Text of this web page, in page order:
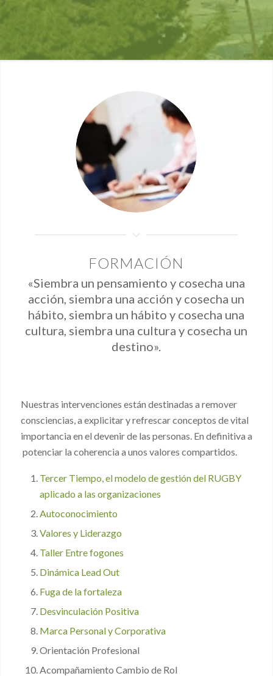
FORMACIÓN
«Siembra un pensamiento y cosecha una
acción, siembra una acción y cosecha un
hábito, siembra un hábito y cosecha una
cultura, siembra una cultura y cosecha un
destino».
Nuestras intervenciones están destinadas a remover
consciencias, a explicitar y refrescar conceptos de vital
importancia en el devenir de las personas. En definitiva a
potenciar la coherencia a unos valores compartidos.
Tercer Tiempo, el modelo de gestión del RUGBY
aplicado a las organizaciones
Autoconocimiento
Valores y Liderazgo
Taller Entre fogones
Dinámica Lead Out
Fuga de la fortaleza
Desvinculación Positiva
Marca Personal y Corporativa
Orientación Profesional
Acompañamiento Cambio de Rol